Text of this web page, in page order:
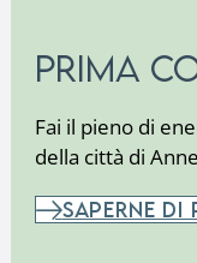
Prima
Fai il pieno di
della città di
SAPERNE DI